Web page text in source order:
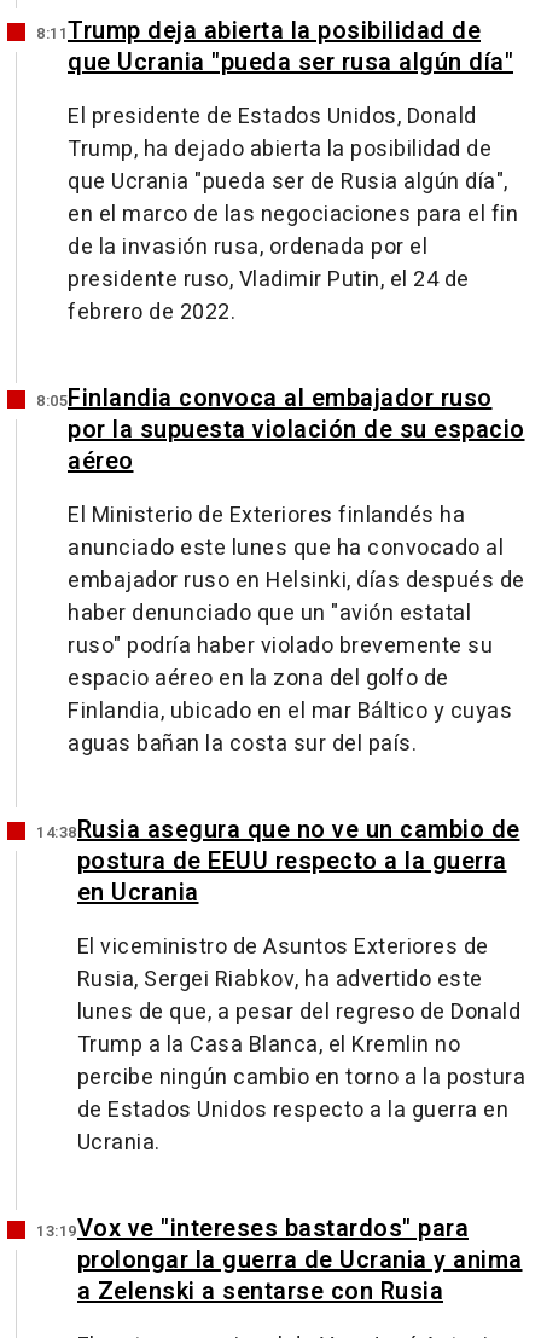
8:11Trump deja abierta la posibilidad de
que Ucrania "pueda ser rusa algún día"
El presidente de Estados Unidos, Donald
Trump, ha dejado abierta la posibilidad de
que Ucrania "pueda ser de Rusia algún día",
en el marco de las negociaciones para el fin
de la invasión rusa, ordenada por el
presidente ruso, Vladimir Putin, el 24 de
febrero de 2022.
8:05Finlandia convoca al embajador ruso
por la supuesta violación de su espacio
aéreo
El Ministerio de Exteriores finlandés ha
anunciado este lunes que ha convocado al
embajador ruso en Helsinki, días después de
haber denunciado que un "avión estatal
ruso" podría haber violado brevemente su
espacio aéreo en la zona del golfo de
Finlandia, ubicado en el mar Báltico y cuyas
aguas bañan la costa sur del país.
14:38Rusia asegura que no ve un cambio de
postura de EEUU respecto a la guerra
en Ucrania
El viceministro de Asuntos Exteriores de
Rusia, Sergei Riabkov, ha advertido este
lunes de que, a pesar del regreso de Donald
Trump a la Casa Blanca, el Kremlin no
percibe ningún cambio en torno a la postura
de Estados Unidos respecto a la guerra en
Ucrania.
13:19Vox ve "intereses bastardos" para
prolongar la guerra de Ucrania y anima
a Zelenski a sentarse con Rusia